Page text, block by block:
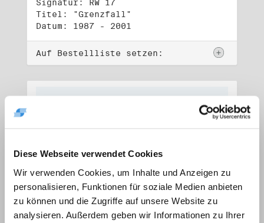
Diese Webseite verwendet Cookies
Wir verwenden Cookies, um Inhalte und Anzeigen zu
personalisieren, Funktionen für soziale Medien anbieten
zu können und die Zugriffe auf unsere Website zu
analysieren. Außerdem geben wir Informationen zu Ihrer
Signatur: RW 17
Titel: "Grenzfall"
Datum: 1987 - 2001
Auf Bestellliste setzen: